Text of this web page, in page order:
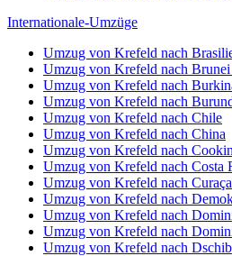
Internationale-Umzüge
Umzug von Krefeld nach
Umzug von Krefeld nach Brunei
Umzug von Krefeld nach
Umzug von Krefeld nach
Umzug von Krefeld nach Chile
Umzug von Krefeld nach China
Umzug von Krefeld nach
Umzug von Krefeld nach Costa
Umzug von Krefeld nach
Umzug von Krefeld nach
Umzug von Krefeld nach
Umzug von Krefeld nach
Umzug von Krefeld nach